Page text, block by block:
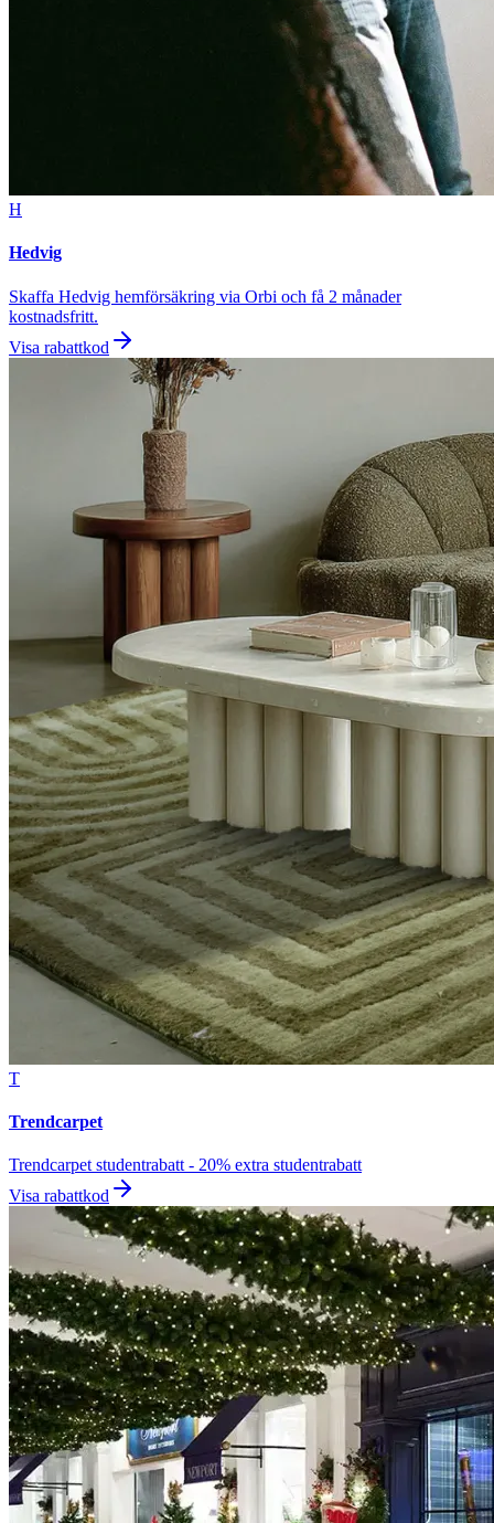
H
Hedvig
Skaffa Hedvig hemförsäkring via Orbi och få 2 månader
kostnadsfritt.
Visa rabattkod
T
Trendcarpet
Trendcarpet studentrabatt - 20% extra studentrabatt
Visa rabattkod